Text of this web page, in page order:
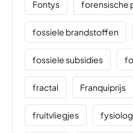
Fontys forensische
fossiele brandstoffen
fossiele subsidies
fractal Franquiprijs
fruitvliegjes